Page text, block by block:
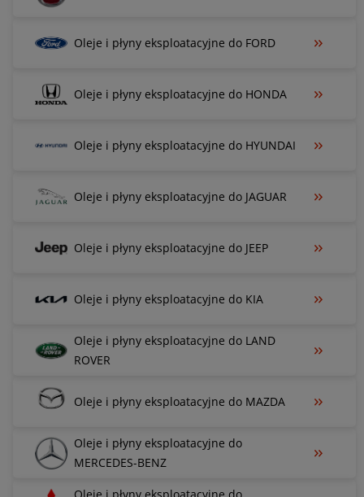
Oleje i płyny eksploatacyjne do FORD
Oleje i płyny eksploatacyjne do HONDA
Oleje i płyny eksploatacyjne do HYUNDAI
Oleje i płyny eksploatacyjne do JAGUAR
Oleje i płyny eksploatacyjne do JEEP
Oleje i płyny eksploatacyjne do KIA
Oleje i płyny eksploatacyjne do LAND
ROVER
Oleje i płyny eksploatacyjne do MAZDA
Oleje i płyny eksploatacyjne do
MERCEDES-BENZ